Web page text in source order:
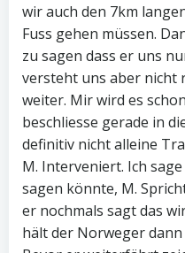
wir auch den 7km
Fuss gehen müssen.
zu sagen dass er uns
versteht uns aber nicht
weiter. Mir wird es
beschliesse gerade in
definitiv nicht alleine
M. Interveniert. Ich
sagen könnte, M.
er nochmals sagt das
hält der Norweger dann